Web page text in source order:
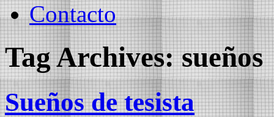
Contacto
Tag Archives:sueños
Sueños de tesista